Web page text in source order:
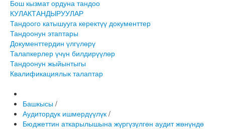
Бош кызмат ордуна тандоо
КУЛАКТАНДЫРУУЛАР
Тандоого катышууга керектүү документтер
Тандоонун этаптары
Документтердин үлгүлөрү
Талапкерлер үчүн билдирүүлөр
Тандоонун жыйынтыгы
Квалификациялык талаптар
Башкысы /
Аудитордук ишмердүүлүк /
Бюджеттин аткарылышына жүргүзүлгөн аудит жөнүндө